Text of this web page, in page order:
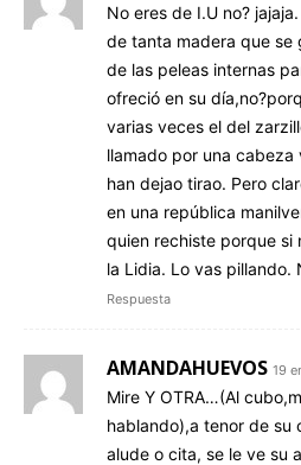
No eres de I.U no?
de tanta madera que se
de las peleas internas
ofreció en su
varias veces el del
llamado por una
han dejao tirao. Pero
en una república
quien rechiste porque si
la Lidia. Lo vas pillando.
Respuesta
AMANDAHUEVOS 19
Mire Y OTRA…(Al
hablando),a tenor de su
alude o cita, se le ve su